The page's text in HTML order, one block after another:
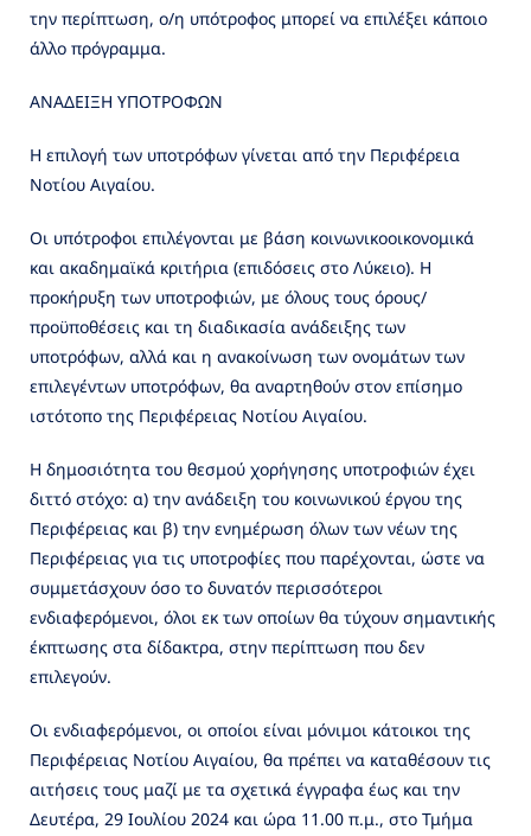
την περίπτωση, ο/η υπότροφος μπορεί να επιλέξει κάποιο
άλλο πρόγραμμα.
ΑΝΑΔΕΙΞΗ ΥΠΟΤΡΟΦΩΝ
Η επιλογή των υποτρόφων γίνεται από την Περιφέρεια
Νοτίου Αιγαίου.
Οι υπότροφοι επιλέγονται με βάση κοινωνικοοικονομικά
και ακαδημαϊκά κριτήρια (επιδόσεις στο Λύκειο). Η
προκήρυξη των υποτροφιών, με όλους τους όρους/
προϋποθέσεις και τη διαδικασία ανάδειξης των
υποτρόφων, αλλά και η ανακοίνωση των ονομάτων των
επιλεγέντων υποτρόφων, θα αναρτηθούν στον επίσημο
ιστότοπο της Περιφέρειας Νοτίου Αιγαίου.
Η δημοσιότητα του θεσμού χορήγησης υποτροφιών έχει
διττό στόχο: α) την ανάδειξη του κοινωνικού έργου της
Περιφέρειας και β) την ενημέρωση όλων των νέων της
Περιφέρειας για τις υποτροφίες που παρέχονται, ώστε να
συμμετάσχουν όσο το δυνατόν περισσότεροι
ενδιαφερόμενοι, όλοι εκ των οποίων θα τύχουν σημαντικής
έκπτωσης στα δίδακτρα, στην περίπτωση που δεν
επιλεγούν.
Οι ενδιαφερόμενοι, οι οποίοι είναι μόνιμοι κάτοικοι της
Περιφέρειας Νοτίου Αιγαίου, θα πρέπει να καταθέσουν τις
αιτήσεις τους μαζί με τα σχετικά έγγραφα έως και την
Δευτέρα, 29 Ιουλίου 2024 και ώρα 11.00 π.μ., στο Τμήμα